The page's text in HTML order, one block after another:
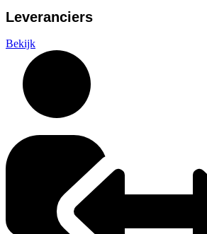
Leveranciers
Bekijk